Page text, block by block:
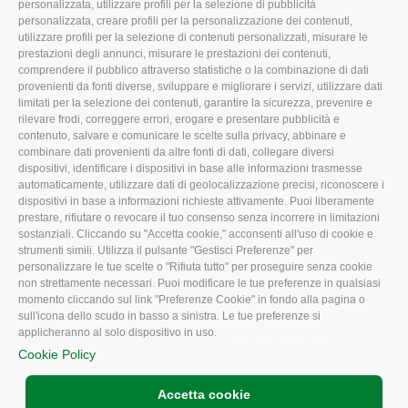
personalizzata, utilizzare profili per la selezione di pubblicità
personalizzata, creare profili per la personalizzazione dei contenuti,
utilizzare profili per la selezione di contenuti personalizzati, misurare le
prestazioni degli annunci, misurare le prestazioni dei contenuti,
comprendere il pubblico attraverso statistiche o la combinazione di dati
provenienti da fonti diverse, sviluppare e migliorare i servizi, utilizzare dati
limitati per la selezione dei contenuti, garantire la sicurezza, prevenire e
rilevare frodi, correggere errori, erogare e presentare pubblicità e
contenuto, salvare e comunicare le scelte sulla privacy, abbinare e
combinare dati provenienti da altre fonti di dati, collegare diversi
dispositivi, identificare i dispositivi in base alle informazioni trasmesse
automaticamente, utilizzare dati di geolocalizzazione precisi, riconoscere i
dispositivi in base a informazioni richieste attivamente. Puoi liberamente
prestare, rifiutare o revocare il tuo consenso senza incorrere in limitazioni
sostanziali. Cliccando su "Accetta cookie," acconsenti all'uso di cookie e
strumenti simili. Utilizza il pulsante "Gestisci Preferenze" per
personalizzare le tue scelte o "Rifiuta tutto" per proseguire senza cookie
non strettamente necessari. Puoi modificare le tue preferenze in qualsiasi
momento cliccando sul link "Preferenze Cookie" in fondo alla pagina o
sull'icona dello scudo in basso a sinistra. Le tue preferenze si
applicheranno al solo dispositivo in uso.
Cookie Policy
Accetta cookie
Organigramma aziendale
I Nostri Servizi
Uffici della Sede
provinciale
Le Sedi di Zona
Agricoltori S.r.l.
Whistleblowing
Confagricoltura Rovigo e
Agricoltori srl
Lavoro
Ambiente
Associazione
CONFAGRICOLTURA
ATTIVA
Notizie in evidenza
Eventi
Comunicati Stampa
Video
Iscrizione Newsletter
Newsletter